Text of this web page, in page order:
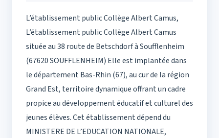
L’établissement public Collège Albert Camus,
L’établissement public Collège Albert Camus
située au 38 route de Betschdorf à Soufflenheim
(67620 SOUFFLENHEIM) Elle est implantée dans
le département Bas-Rhin (67), au cur de la région
Grand Est, territoire dynamique offrant un cadre
propice au développement éducatif et culturel des
jeunes élèves. Cet établissement dépend du
MINISTERE DE L’EDUCATION NATIONALE,